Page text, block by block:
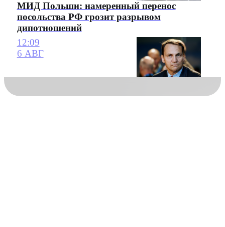
МИД Польши: намеренный перенос
посольства РФ грозит разрывом
дипотношений
12:09
6 АВГ